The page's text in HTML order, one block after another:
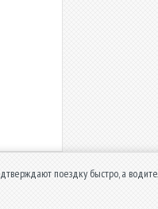
поездку быстро, а